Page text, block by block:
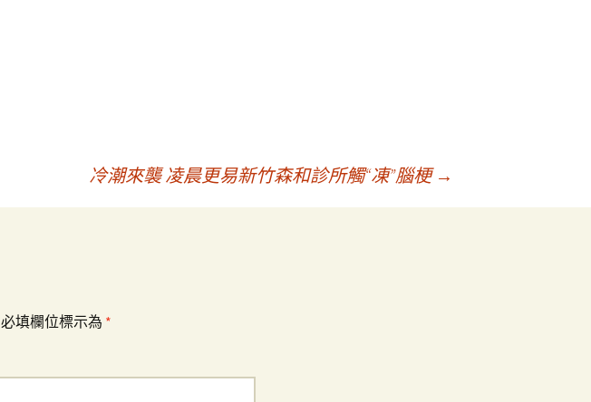
冷潮來襲 凌晨更易新竹森和診所觸“凍”腦梗 →
必填欄位標示為 *